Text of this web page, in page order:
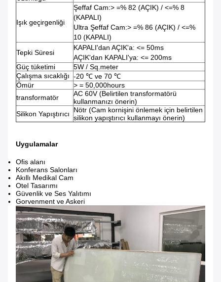
Işık geçirgenliği
Şeffaf Cam:> =% 82 (AÇIK) / <=% 8
(KAPALI)
Ultra Şeffaf Cam:> =% 86 (AÇIK) / <=%
10 (KAPALI)
Tepki Süresi
KAPALI'dan AÇIK'a: <= 50ms
AÇIK'dan KAPALI'ya: <= 200ms
Güç tüketimi
5W / Sq.meter
Çalışma sıcaklığı -20 ℃ ve 70 ℃
Ömür
> = 50,000hours
transformatör
AC 60V (Belirtilen transformatörü
kullanmanızı önerin)
Silikon Yapıştırıcı
Nötr (Cam kornişini önlemek için belirtilen
silikon yapıştırıcı kullanmayı önerin)
Uygulamalar
Ofis alanı
Konferans Salonları
Akıllı Medikal Cam
Otel Tasarımı
Güvenlik ve Ses Yalıtımı
Gorvenment ve Askeri